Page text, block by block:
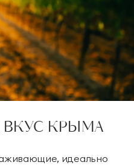
ВКУС КРЫМА
идеально